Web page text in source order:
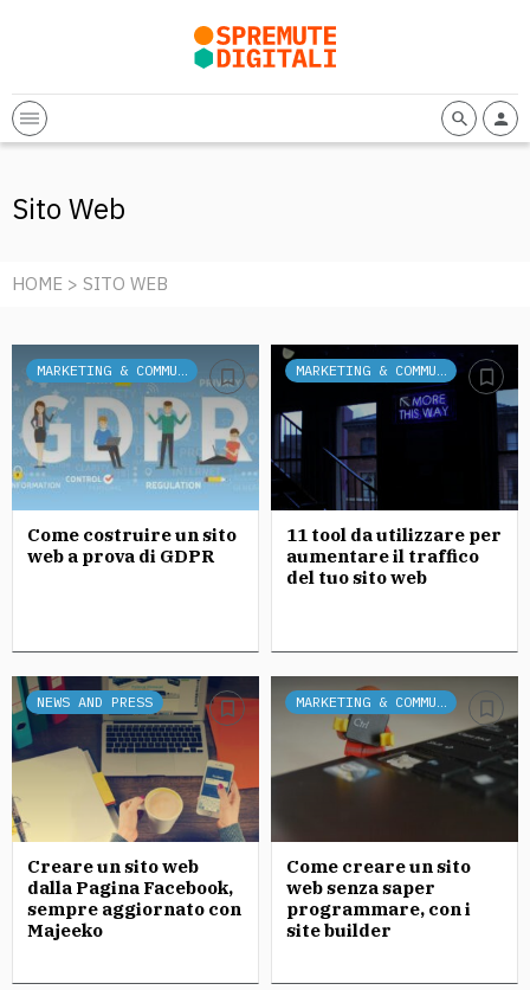
Sito Web
HOME > SITO WEB
MARKETING & COMMUNICATION
Come costruire un sito
web a prova di GDPR
MARKETING & COMMUNICATION
11 tool da utilizzare per
aumentare il traffico
del tuo sito web
NEWS AND PRESS
Creare un sito web
dalla Pagina Facebook,
sempre aggiornato con
Majeeko
MARKETING & COMMUNICATION
Come creare un sito
web senza saper
programmare, con i
site builder